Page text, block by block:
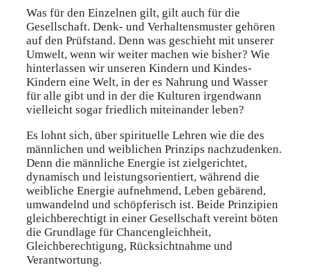
Was für den Einzelnen gilt, gilt auch für die
Gesellschaft. Denk- und Verhaltensmuster gehören
auf den Prüfstand. Denn was geschieht mit unserer
Umwelt, wenn wir weiter machen wie bisher? Wie
hinterlassen wir unseren Kindern und Kindes-
Kindern eine Welt, in der es Nahrung und Wasser
für alle gibt und in der die Kulturen irgendwann
vielleicht sogar friedlich miteinander leben?
Es lohnt sich, über spirituelle Lehren wie die des
männlichen und weiblichen Prinzips nachzudenken.
Denn die männliche Energie ist zielgerichtet,
dynamisch und leistungsorientiert, während die
weibliche Energie aufnehmend, Leben gebärend,
umwandelnd und schöpferisch ist. Beide Prinzipien
gleichberechtigt in einer Gesellschaft vereint böten
die Grundlage für Chancengleichheit,
Gleichberechtigung, Rücksichtnahme und
Verantwortung.